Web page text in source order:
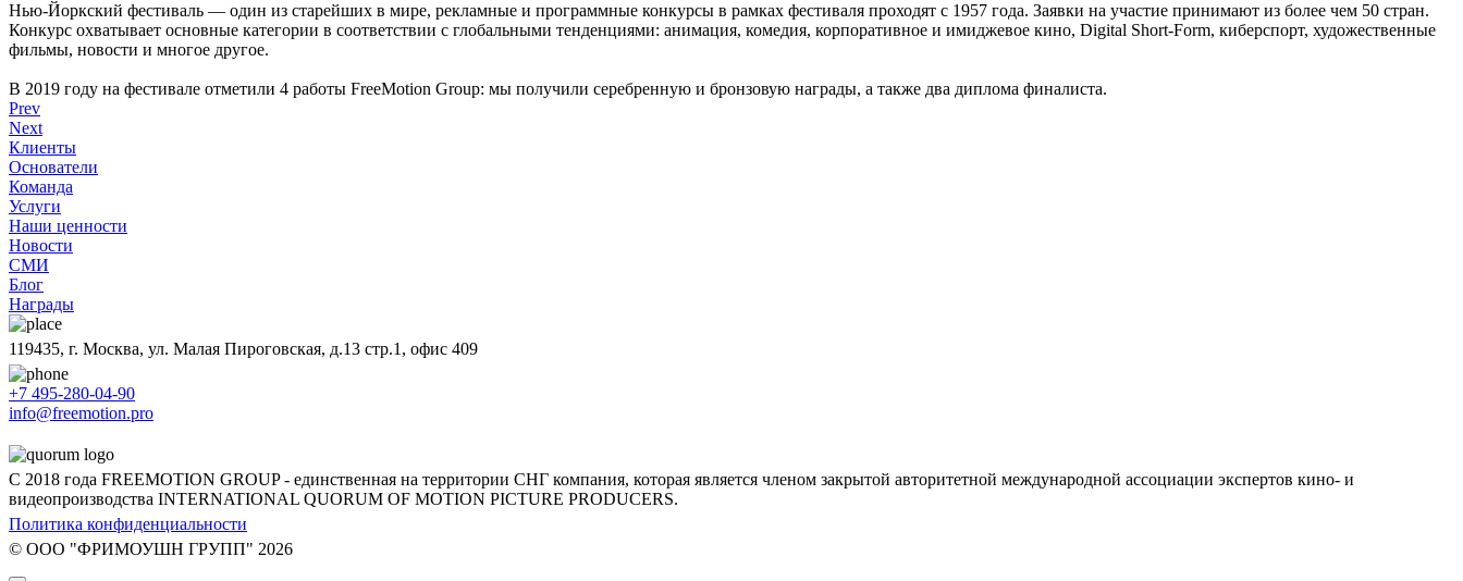
Нью-Йоркский фестиваль — один из старейших в мире, рекламные и программные конкурсы в рамках фестиваля проходят с 1957 года. Заявки на участие принимают из более чем 50 стран.
Конкурс охватывает основные категории в соответствии с глобальными тенденциями: анимация, комедия, корпоративное и имиджевое кино, Digital Short-Form, киберспорт, художественные
фильмы, новости и многое другое.
В 2019 году на фестивале отметили 4 работы FreeMotion Group: мы получили серебренную и бронзовую награды, а также два диплома финалиста.
Prev
Next
Клиенты
Основатели
Команда
Услуги
Наши ценности
Новости
СМИ
Блог
Награды
119435, г. Москва, ул. Малая Пироговская, д.13 стр.1, офис 409
+7 495-280-04-90
info@freemotion.pro
С 2018 года FREEMOTION GROUP - единственная на территории СНГ компания, которая является членом закрытой авторитетной международной ассоциации экспертов кино- и
видеопроизводства INTERNATIONAL QUORUM OF MOTION PICTURE PRODUCERS.
Политика конфиденциальности
© ООО "ФРИМОУШН ГРУПП" 2026